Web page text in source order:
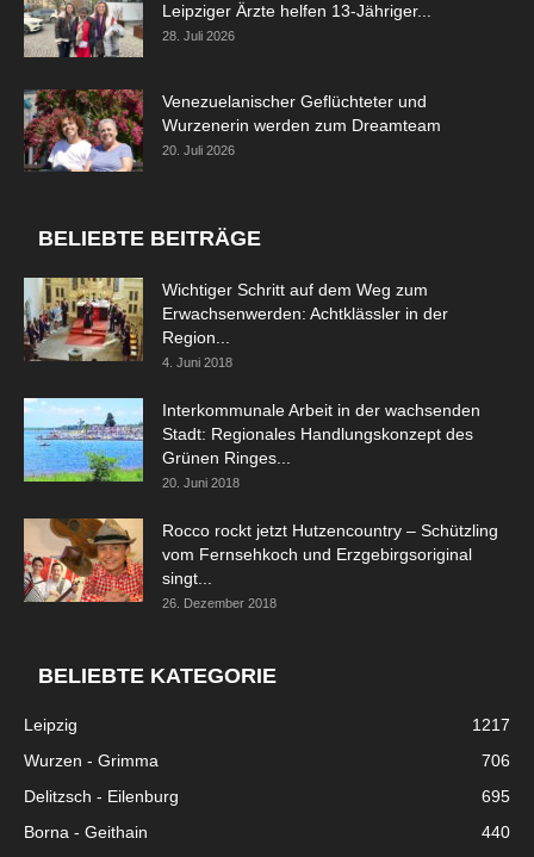
Leipziger Ärzte helfen 13-Jähriger...
28. Juli 2026
Venezuelanischer Geflüchteter und
Wurzenerin werden zum Dreamteam
20. Juli 2026
BELIEBTE BEITRÄGE
Wichtiger Schritt auf dem Weg zum
Erwachsenwerden: Achtklässler in der
Region...
4. Juni 2018
Interkommunale Arbeit in der wachsenden
Stadt: Regionales Handlungskonzept des
Grünen Ringes...
20. Juni 2018
Rocco rockt jetzt Hutzencountry – Schützling
vom Fernsehkoch und Erzgebirgsoriginal
singt...
26. Dezember 2018
BELIEBTE KATEGORIE
Leipzig
1217
Wurzen - Grimma
706
Delitzsch - Eilenburg
695
Borna - Geithain
440